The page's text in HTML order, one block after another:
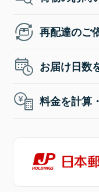
再配達のご
お届け日数
料金を計算